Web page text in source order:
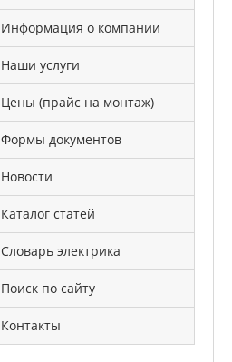
Информация о компании
Наши услуги
Цены (прайс на монтаж)
Формы документов
Новости
Каталог статей
Словарь электрика
Поиск по сайту
Контакты